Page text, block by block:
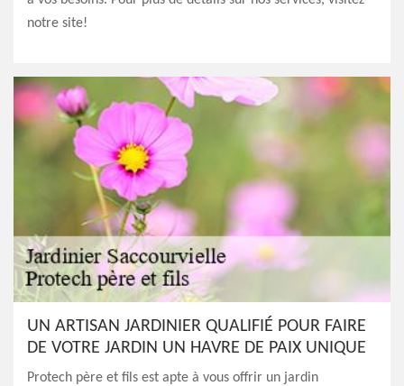
notre site!
UN ARTISAN JARDINIER QUALIFIÉ POUR FAIRE
DE VOTRE JARDIN UN HAVRE DE PAIX UNIQUE
Protech père et fils est apte à vous offrir un jardin